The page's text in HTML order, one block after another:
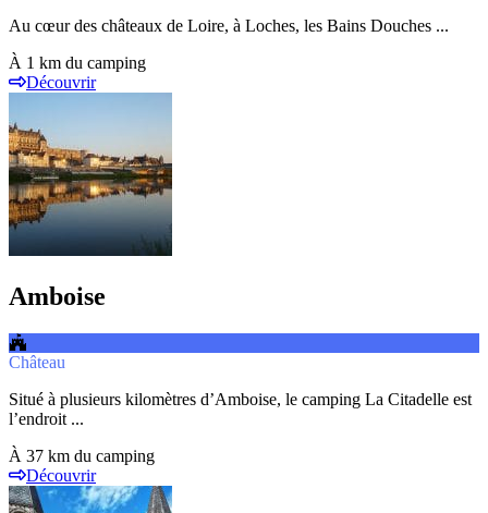
Au cœur des châteaux de Loire, à Loches, les Bains Douches ...
À 1 km du camping
Découvrir
Amboise
Château
Situé à plusieurs kilomètres d’Amboise, le camping La Citadelle est
l’endroit ...
À 37 km du camping
Découvrir